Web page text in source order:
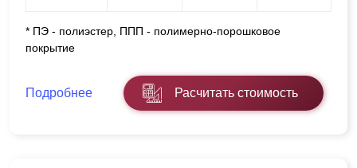
* ПЭ - полиэстер, ППП - полимерно-порошковое
покрытие
Подробнее Расчитать стоимость